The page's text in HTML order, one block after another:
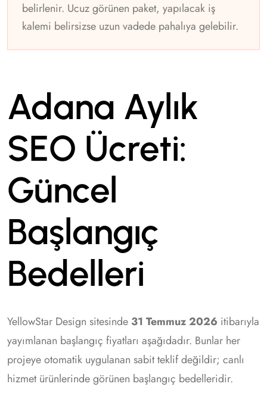
belirlenir. Ucuz görünen paket, yapılacak iş
kalemi belirsizse uzun vadede pahalıya gelebilir.
Adana Aylık
SEO Ücreti:
Güncel
Başlangıç
Bedelleri
YellowStar Design sitesinde 31 Temmuz 2026 itibarıyla
yayımlanan başlangıç fiyatları aşağıdadır. Bunlar her
projeye otomatik uygulanan sabit teklif değildir; canlı
hizmet ürünlerinde görünen başlangıç bedelleridir.